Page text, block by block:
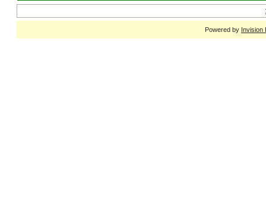
Powered by Invision